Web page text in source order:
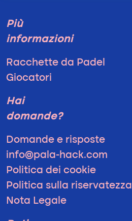
Più
informazioni
Racchette da Padel
Giocatori
Hai
domande?
Domande e risposte
info@pala-hack.com
Politica dei cookie
Politica sulla riservatezza
Nota Legale